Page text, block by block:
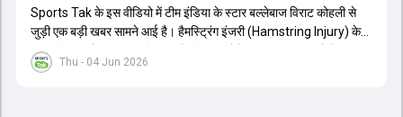
Thu - 04 Jun 2026
Sports Tak के इस वीडियो में टीम इंडिया के स्टार बल्लेबाज विराट कोहली से
जुड़ी एक बड़ी खबर सामने आई है। हैमस्ट्रिंग इंजरी (Hamstring Injury) के
कारण विराट कोहली अफगानिस्तान के खिलाफ होने वाली आगामी तीन मैचों की
वनडे सीरीज से बाहर हो गए हैं। भारत और अफगानिस्तान के बीच इस वनडे सीरीज